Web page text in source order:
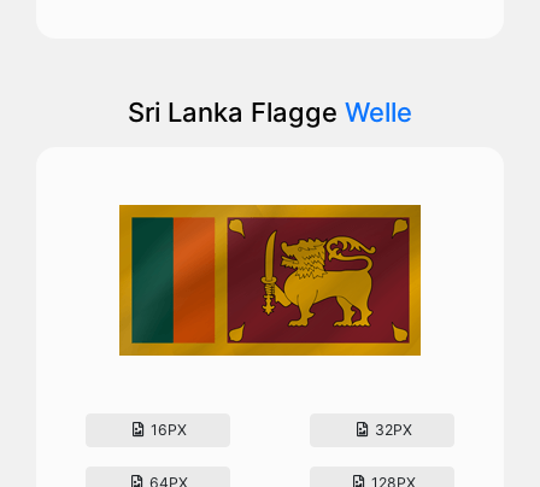
Sri Lanka Flagge Welle
16PX 32PX
64PX 128PX